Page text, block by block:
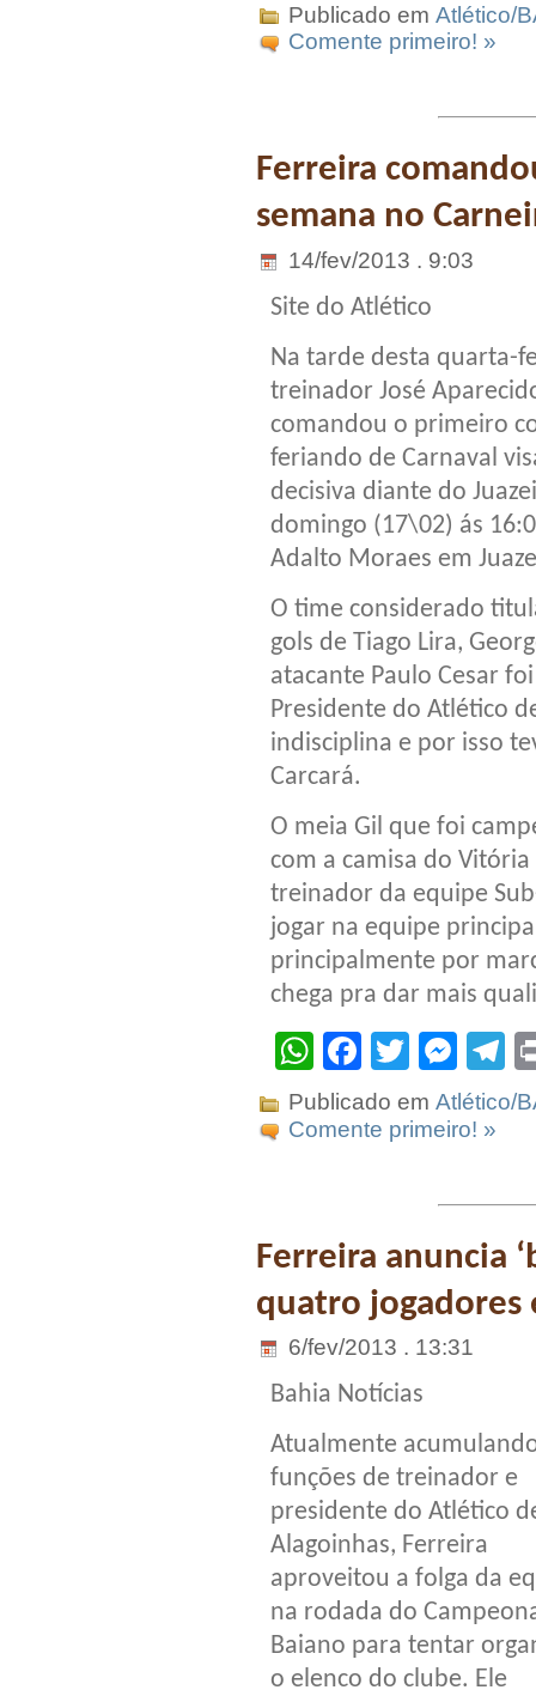
Publicado em Atlético/
Comente primeiro! »
Ferreira
semana no
14/fev/2013 . 9:03
Site do Atlético
Na tarde desta quarta-
treinador José
comandou o primeiro
feriando de Carnaval
decisiva diante do
domingo (17\02) ás
Adalto Moraes em
O time considerado
gols de Tiago Lira,
atacante Paulo Cesar
Presidente do Atlético
indisciplina e por isso
Carcará.
O meia Gil que foi
com a camisa do
treinador da equipe
jogar na equipe
principalmente por
chega pra dar mais
WhatsApp
Facebook
Twitter
Publicado em Atlético/
Comente primeiro! »
Ferreira anuncia
quatro jogadores
6/fev/2013 . 13:31
Bahia Notícias
Atualmente
funções de treinador e
presidente do Atlético
Alagoinhas, Ferreira
aproveitou a folga da
na rodada do
Baiano para tentar
o elenco do clube. Ele